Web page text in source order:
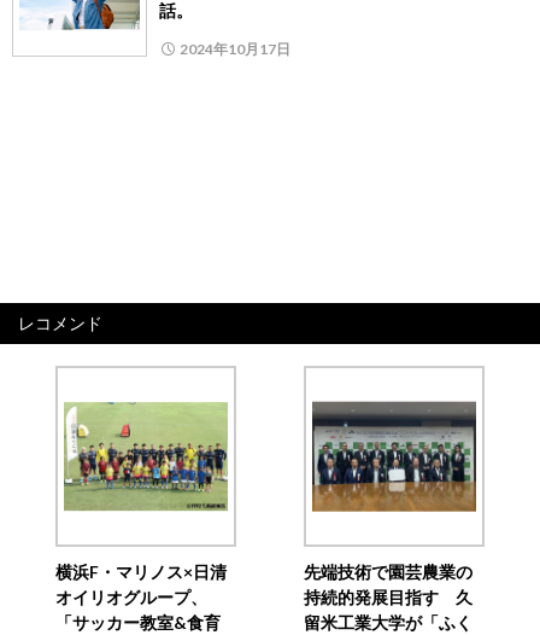
話。
2024年10月17日
レコメンド
横浜F・マリノス×日清
オイリオグループ、
「サッカー教室&食育
先端技術で園芸農業の
持続的発展目指す 久
留米工業大学が「ふく